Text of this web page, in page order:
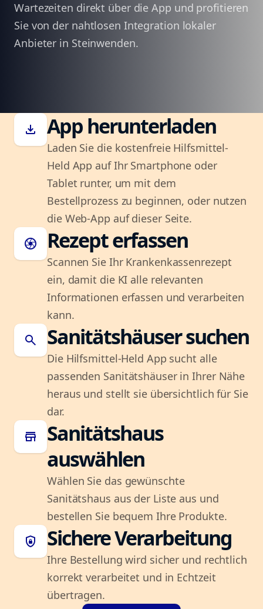
Wartezeiten direkt über die App und profitieren
Sie von der nahtlosen Integration lokaler
Anbieter in Steinwenden.
download App herunterladen
Laden Sie die kostenfreie Hilfsmittel-
Held App auf Ihr Smartphone oder
Tablet runter, um mit dem
Bestellprozess zu beginnen, oder nutzen
die Web-App auf dieser Seite.
camera Rezept erfassen
Scannen Sie Ihr Krankenkassenrezept
ein, damit die KI alle relevanten
Informationen erfassen und verarbeiten
kann.
search Sanitätshäuser suchen
Die Hilfsmittel-Held App sucht alle
passenden Sanitätshäuser in Ihrer Nähe
heraus und stellt sie übersichtlich für Sie
dar.
store
Sanitätshaus
auswählen
Wählen Sie das gewünschte
Sanitätshaus aus der Liste aus und
bestellen Sie bequem Ihre Produkte.
shield_lock Sichere Verarbeitung
Ihre Bestellung wird sicher und rechtlich
korrekt verarbeitet und in Echtzeit
übertragen.